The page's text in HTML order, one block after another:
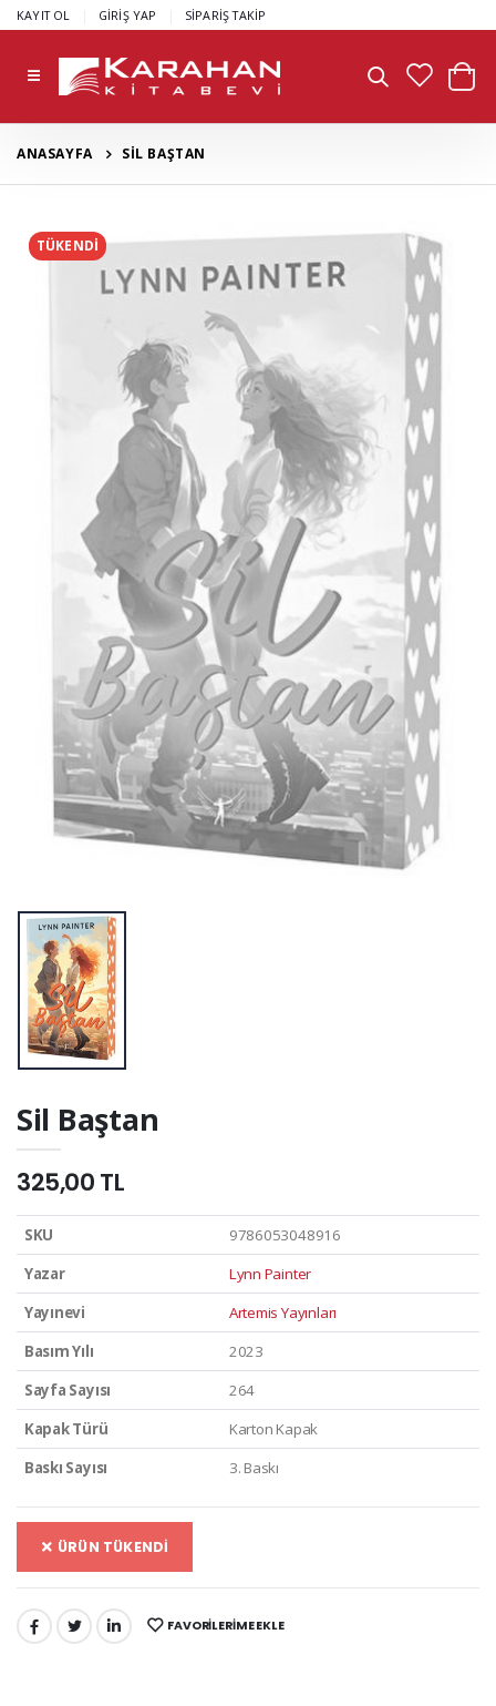
KAYIT OL GİRİŞ YAP SİPARİŞ TAKİP
ANASAYFA SİL BAŞTAN
TÜKENDİ
Sil Baştan
325,00 TL
SKU
9786053048916
Yazar
Lynn Painter
Yayınevi
Artemis Yayınları
Basım Yılı
2023
Sayfa Sayısı
264
Kapak Türü
Karton Kapak
Baskı Sayısı
3. Baskı
ÜRÜN TÜKENDİ
PAYLAŞ: FAVORILERIME EKLE